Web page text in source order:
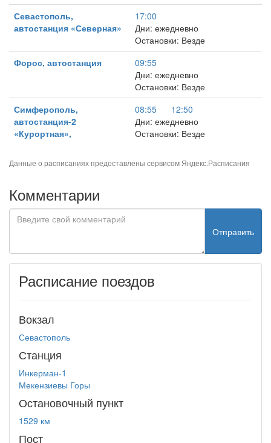
Севастополь,
автостанция «Северная»
17:00
Дни: ежедневно
Остановки: Везде
Форос, автостанция
09:55
Дни: ежедневно
Остановки: Везде
Симферополь,
автостанция-2
«Курортная»,
08:55
12:50
Дни: ежедневно
Остановки: Везде
Данные о расписаниях предоставлены сервисом Яндекс.Расписания
Комментарии
Отправить
Расписание поездов
Вокзал
Севастополь
Станция
Инкерман-1
Мекензиевы Горы
Остановочный пункт
1529 км
Пост